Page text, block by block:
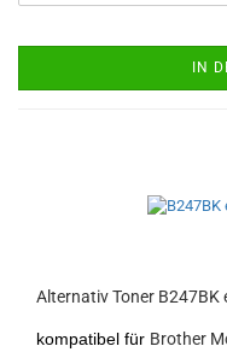
IN
Alternativ Toner B247BK
kompatibel für Brother